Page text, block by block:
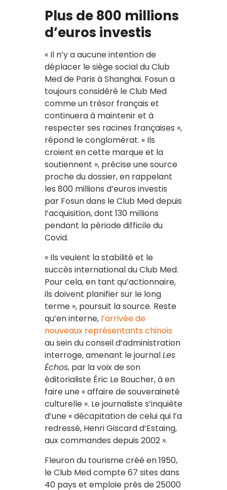
Plus de 800 millions
d’euros investis
« Il n’y a aucune intention de
déplacer le siège social du Club
Med de Paris à Shanghai. Fosun a
toujours considéré le Club Med
comme un trésor français et
continuera à maintenir et à
respecter ses racines françaises »,
répond le conglomérat. « Ils
croient en cette marque et la
soutiennent », précise une source
proche du dossier, en rappelant
les 800 millions d’euros investis
par Fosun dans le Club Med depuis
l’acquisition, dont 130 millions
pendant la période difficile du
Covid.
« Ils veulent la stabilité et le
succès international du Club Med.
Pour cela, en tant qu’actionnaire,
ils doivent planifier sur le long
terme », poursuit la source. Reste
qu’en interne, l’arrivée de
nouveaux représentants chinois
au sein du conseil d’administration
interroge, amenant le journalLes
Échos, par la voix de son
éditorialiste Éric Le Boucher, à en
faire une « affaire de souveraineté
culturelle ». Le journaliste s’inquiète
d’une « décapitation de celui qui l’a
redressé, Henri Giscard d’Estaing,
aux commandes depuis 2002 ».
Fleuron du tourisme créé en 1950,
le Club Med compte 67 sites dans
40 pays et emploie près de 25000